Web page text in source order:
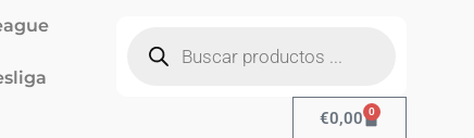
productos
€0,00 0
Cart